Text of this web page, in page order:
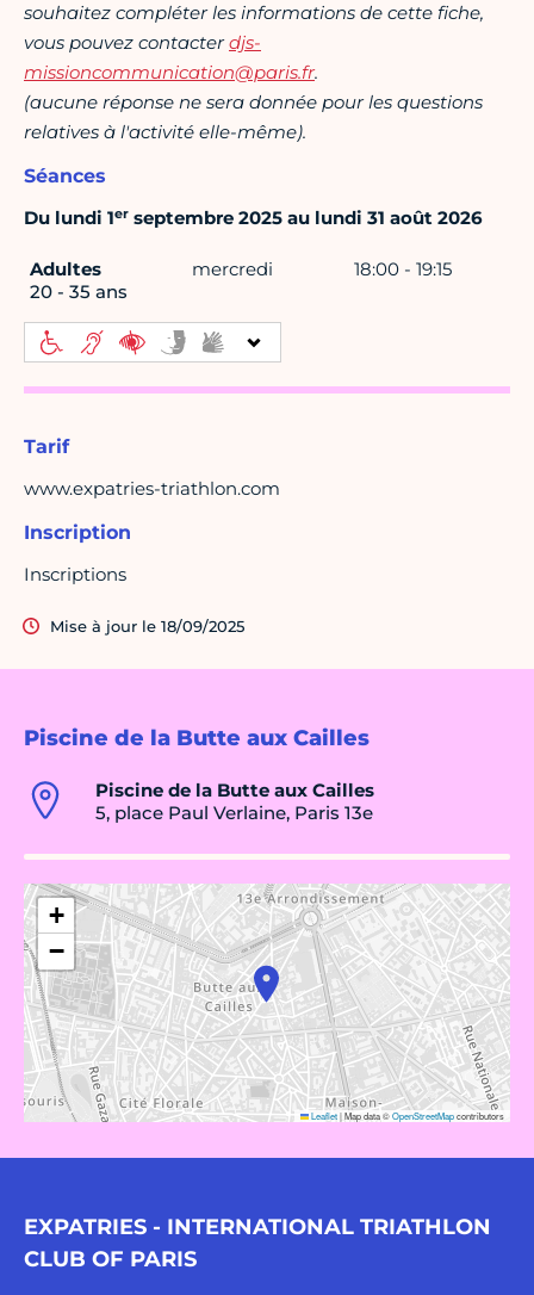
Piscine de la Butte aux Cailles
Piscine de la Butte aux Cailles
5, place Paul Verlaine, Paris 13e
+
−
Leaflet|Map data ©OpenStreetMapcontributors
EXPATRIES - INTERNATIONAL TRIATHLON
CLUB OF PARIS
souhaitez compléter les informations de cette fiche,
vous pouvez contacterdjs-
missioncommunication@paris.fr.
(aucune réponse ne sera donnée pour les questions
relatives à l'activité elle-même).
Séances
Du lundi 1er septembre 2025 au lundi 31 août 2026
Adultes
20 - 35 ans
mercredi 18:00 - 19:15
Tarif
www.expatries-triathlon.com
Inscription
Inscriptions
Mise à jour le 18/09/2025